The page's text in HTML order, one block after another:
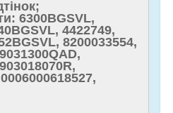
6300BGSVL,
4422749,
8200033554,